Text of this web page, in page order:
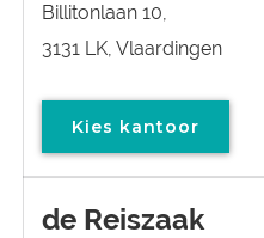
Billitonlaan 10,
3131 LK, Vlaardingen
Kies kantoor
de Reiszaak